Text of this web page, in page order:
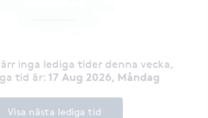
inga lediga tider denna vecka,
tid är: 17 Aug 2026, Måndag
Visa nästa lediga tid